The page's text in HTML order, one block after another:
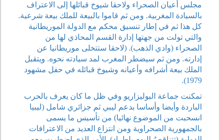
مجلس أعيان الصحراء ولاحقا شيوخ قبائلها إلى الاعتراف
بالسيادة المغربية. ومن ثم قاموا بالبيعة للملك بيعة شرعية.
كل هذا ثم في إطار تنسيق محكم مع الدولة الموريطانية
والتي تولت من جهتها إدارة القسم المحاذي لها من
الصحراء (وادي الذهب). (لاحقا ستتخلى موريطانيا عن
إدارته. ومن ثم سيضطر المغرب لمد سيادته نحوه. ويتقبل
الملك بيعة أشرافه وأعيانه وشيوخ قبائله في حفل مشهود
1979).
تمكنت جماعة البوليزاريو وفي ظل ما كان يعرف بالحرب
الباردة وأيضا وأساسا بدعم ليبي ثم جزائري شامل (ليبيا
انسحبت من الموضوع نهائيا) من تأسيس ما يسمى
بالجمهورية الصحراوية ومن انتزاع العديد من الاعترافات